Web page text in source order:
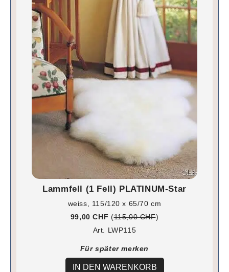
Lammfell (1 Fell) PLATINUM-Star
weiss, 115/120 x 65/70 cm
99,00 CHF (115,00 CHF)
Art. LWP115
Für später merken
IN DEN WARENKORB